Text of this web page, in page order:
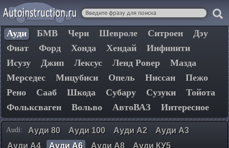
Ауди БМВ Чери Шевроле Ситроен
Дэу
Фиат
Форд Хонда Хендай
Инфинити
Исузу
Джип Лексус Ленд Ровер
Мазда
Мерседес
Мицубиси Опель Ниссан
Пежо
Рено
Сааб Шкода Субару Сузуки
Тойота
Фольксваген
Вольво АвтоВАЗ Интересное
Audi: Ауди 80 Ауди 100 Ауди А2
Ауди А3
Ауди А4
Ауди А6 Ауди А8 Ауди КУ5